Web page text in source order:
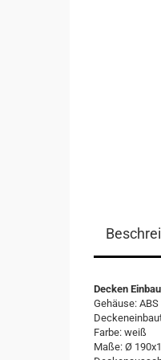
Decken
Gehäuse: ABS
Farbe: weiß
Maße: Ø